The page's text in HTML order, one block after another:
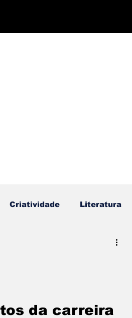
Criatividade Literatura
da carreira